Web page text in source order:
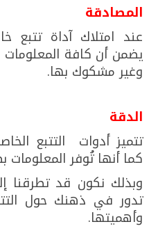
المصادقة
عند امتلاك آداة
يضمن أن كافة
وغير مشكوك بها.
الدقة
تتميز أدوات التتبع
كما أنها تُوفر
وبذلك نكون قد
تدور في ذهنك حول
وأهميتها.